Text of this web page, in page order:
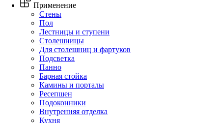
Применение
Стены
Пол
Лестницы и ступени
Столешницы
Для столешниц и фартуков
Подсветка
Панно
Барная стойка
Камины и порталы
Ресепшен
Подоконники
Внутренняя отделка
Кухня